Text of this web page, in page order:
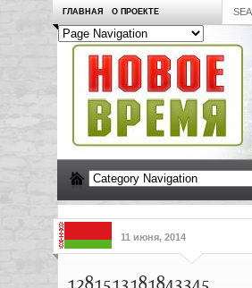
ГЛАВНАЯ О ПРОЕКТЕ
11 июня, 2014
1281513181843345